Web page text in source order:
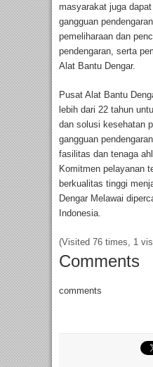
masyarakat juga
gangguan
pemeliharaan dan
pendengaran, serta
Alat Bantu Dengar.
Pusat Alat Bantu
lebih dari 22 tahun
dan solusi kesehatan
gangguan
fasilitas dan tenaga
Komitmen pelayanan
berkualitas tinggi
Dengar Melawai
Indonesia.
(Visited 76 times, 1
Comments
comments